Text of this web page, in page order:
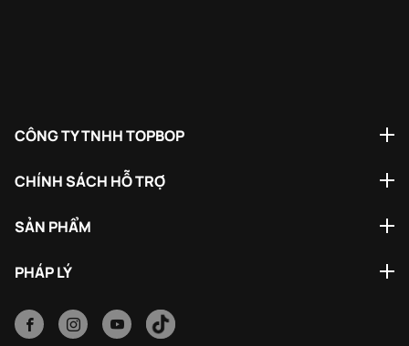
CÔNG TY TNHH TOPBOP
CHÍNH SÁCH HỖ TRỢ
SẢN PHẨM
PHÁP LÝ